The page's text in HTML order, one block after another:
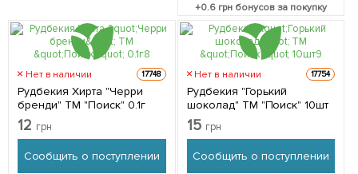
+0.6грн бонусов за покупку
Нет в наличии 17748
Рудбекия Хирта "Черри
бренди" ТМ "Поиск" 0.1г
12 грн
Сообщить о поступлении
Нет в наличии 17754
Рудбекия "Горький
шоколад" ТМ "Поиск" 10шт
15 грн
Сообщить о поступлении